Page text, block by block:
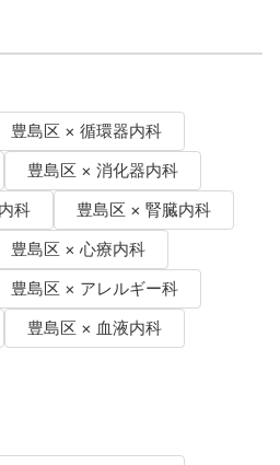
豊島区 × 循環器内科
豊島区 × 消化器内科
科
豊島区 × 腎臓内科
豊島区 × 心療内科
豊島区 × アレルギー科
豊島区 × 血液内科